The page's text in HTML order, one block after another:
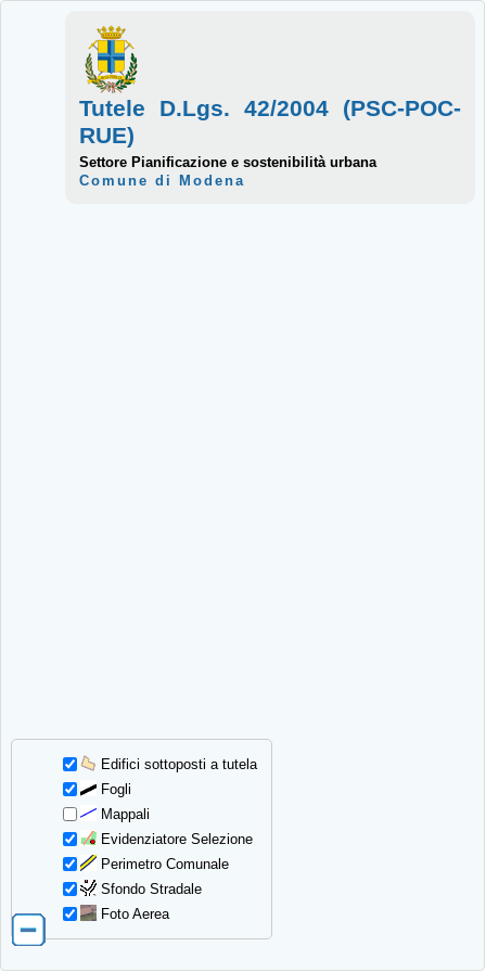
Edifici sottoposti a tutela
Fogli
Mappali
Evidenziatore Selezione
Perimetro Comunale
Sfondo Stradale
Foto Aerea
Tutele D.Lgs. 42/2004 (PSC-POC-
RUE)
Settore Pianificazione e sostenibilità urbana
Comune di Modena